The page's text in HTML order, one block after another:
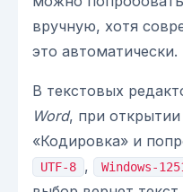
вручную, хотя
это автоматически.
В текстовых
Word, при
«Кодировка» и
UTF-8 , Windows-